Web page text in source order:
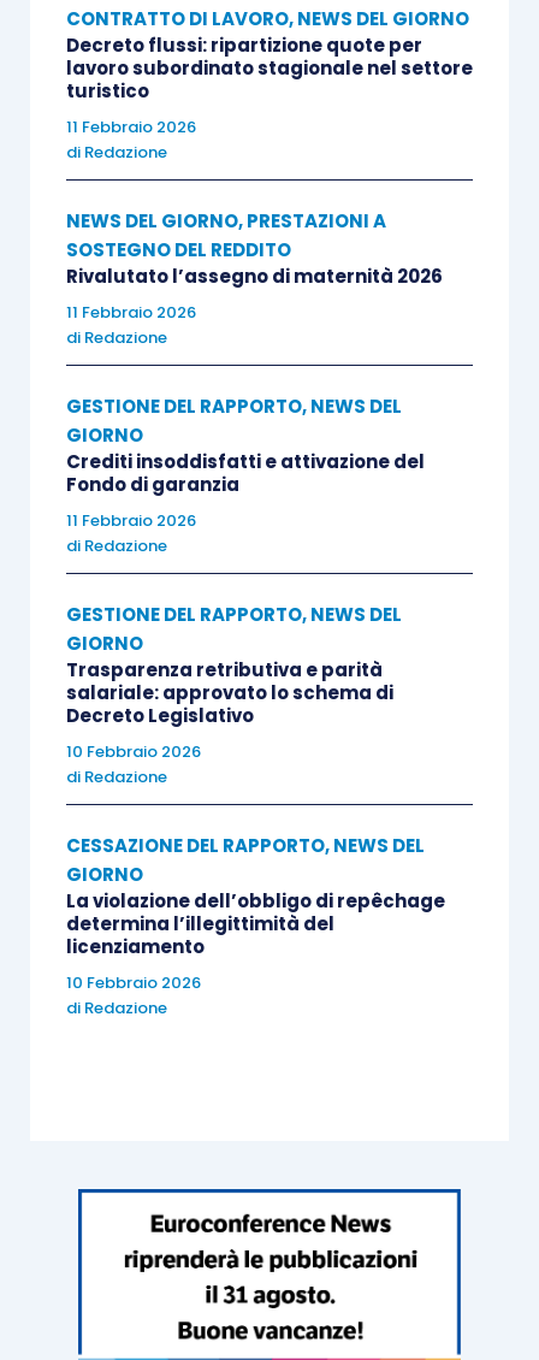
settembre 2020 in unica soluzione o in 4 rate
mensili di uguale importo, senza aggravio di
sanzioni e interessi.
Centro Studi Lavoro e Previdenza – Euroconference
ti consiglia:
CONTRATTO DI LAVORO,NEWS DEL GIORNO
Decreto flussi: ripartizione quote per
lavoro subordinato stagionale nel settore
turistico
11 Febbraio 2026
di Redazione
NEWS DEL GIORNO,PRESTAZIONI A
SOSTEGNO DEL REDDITO
Rivalutato l’assegno di maternità 2026
11 Febbraio 2026
di Redazione
GESTIONE DEL RAPPORTO,NEWS DEL
GIORNO
Crediti insoddisfatti e attivazione del
Fondo di garanzia
11 Febbraio 2026
di Redazione
GESTIONE DEL RAPPORTO,NEWS DEL
GIORNO
Trasparenza retributiva e parità
salariale: approvato lo schema di
Decreto Legislativo
10 Febbraio 2026
di Redazione
CESSAZIONE DEL RAPPORTO,NEWS DEL
GIORNO
La violazione dell’obbligo di repêchage
determina l’illegittimità del
licenziamento
10 Febbraio 2026
di Redazione